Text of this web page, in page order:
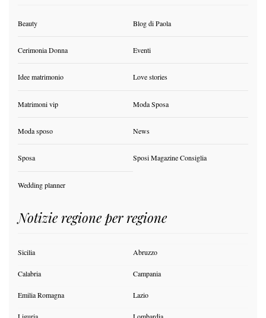
Beauty Blog di Paola
Cerimonia Donna Eventi
Idee matrimonio Love stories
Matrimoni vip Moda Sposa
Moda sposo News
Sposa Sposi Magazine Consiglia
Wedding planner
Notizie regione per regione
Sicilia Abruzzo
Calabria Campania
Emilia Romagna Lazio